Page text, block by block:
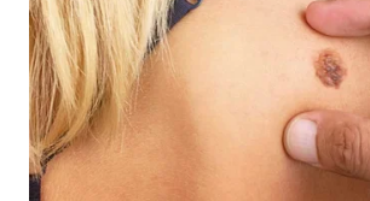
WN
TEBING
TINGGI
WN
PAKPAK